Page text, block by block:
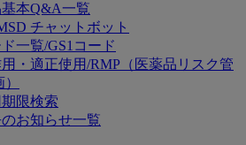
本Q&A一覧
チャットボット
一覧/GS1コード
・適正使用/RMP（医薬品リスク管
限検索
お知らせ一覧